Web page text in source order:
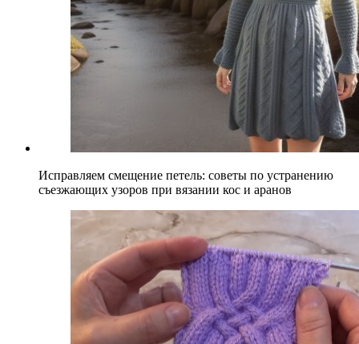
Исправляем смещение петель: советы по устранению
съезжающих узоров при вязании кос и аранов